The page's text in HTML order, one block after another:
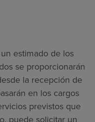
estimado de los
se proporcionarán
la recepción de
en los cargos
previstos que
puede solicitar un